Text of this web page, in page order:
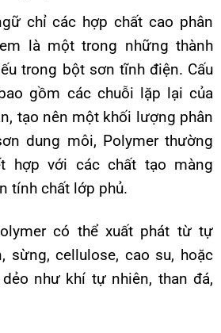
chỉ các hợp chất cao phân
là một trong những thành
trong bột sơn tĩnh điện. Cấu
gồm các chuỗi lặp lại của
tạo nên một khối lượng phân
dung môi, Polymer thường
hợp với các chất tạo màng
tính chất lớp phủ.
có thể xuất phát từ tự
sừng, cellulose, cao su, hoặc
như khí tự nhiên, than đá,